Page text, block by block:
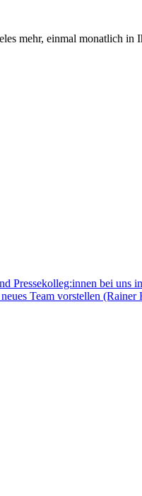
mehr, einmal monatlich in
Pressekolleg:innen bei uns
Team vorstellen